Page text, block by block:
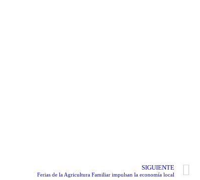
SIGUIENTE
Ferias de la Agricultura Familiar impulsan la economía local